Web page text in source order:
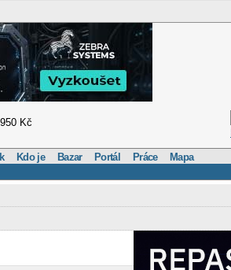
Kč
Kdo je Bazar Portál Práce Mapa